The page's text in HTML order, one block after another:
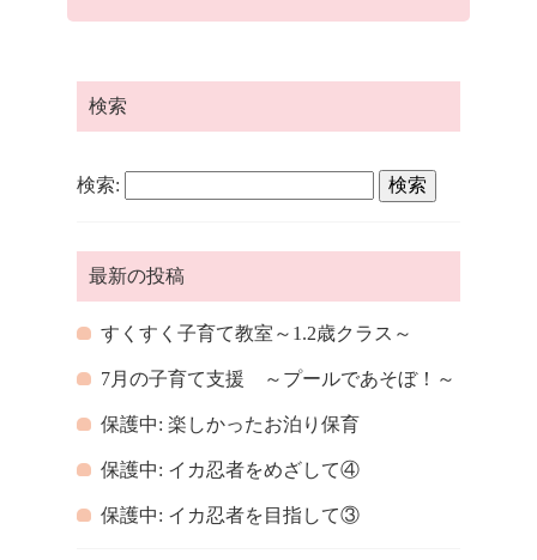
検索
検索:
最新の投稿
すくすく子育て教室～1.2歳クラス～
7月の子育て支援 ～プールであそぼ！～
保護中: 楽しかったお泊り保育
保護中: イカ忍者をめざして④
保護中: イカ忍者を目指して③